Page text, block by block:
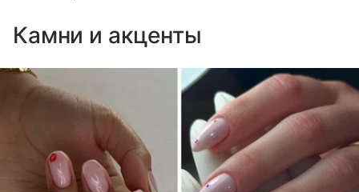
Камни и акценты